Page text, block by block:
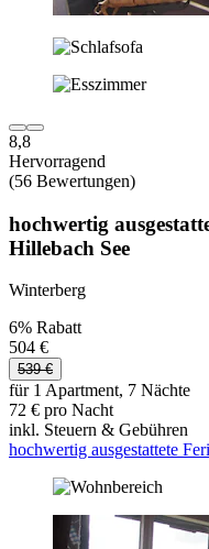
8,8
Hervorragend
(56 Bewertungen)
hochwertig
Hillebach See
Winterberg
6% Rabatt
504 €
539 €
für 1 Apartment, 7 Nächte
72 € pro Nacht
inkl. Steuern & Gebühren
hochwertig ausgestattete